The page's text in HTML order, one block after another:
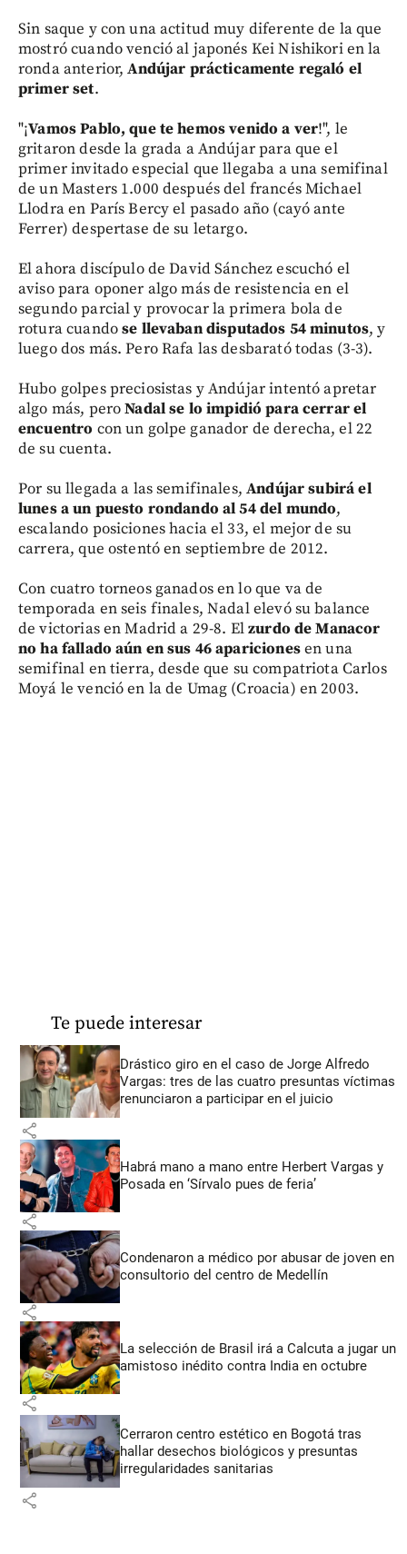
Sin saque y con una actitud muy diferente de la que
mostró cuando venció al japonés Kei Nishikori en la
ronda anterior,Andújar prácticamente regaló el
primer set.
"¡Vamos Pablo, que te hemos venido a ver!", le
gritaron desde la grada a Andújar para que el
primer invitado especial que llegaba a una semifinal
de un Masters 1.000 después del francés Michael
Llodra en París Bercy el pasado año (cayó ante
Ferrer) despertase de su letargo.
El ahora discípulo de David Sánchez escuchó el
aviso para oponer algo más de resistencia en el
segundo parcial y provocar la primera bola de
rotura cuandose llevaban disputados 54 minutos, y
luego dos más. Pero Rafa las desbarató todas (3-3).
Hubo golpes preciosistas y Andújar intentó apretar
algo más, peroNadal se lo impidió para cerrar el
encuentro con un golpe ganador de derecha, el 22
de su cuenta.
Por su llegada a las semifinales,Andújar subirá el
lunes a un puesto rondando al 54 del mundo,
escalando posiciones hacia el 33, el mejor de su
carrera, que ostentó en septiembre de 2012.
Con cuatro torneos ganados en lo que va de
temporada en seis finales, Nadal elevó su balance
de victorias en Madrid a 29-8. Elzurdo de Manacor
no ha fallado aún en sus 46 aparicionesen una
semifinal en tierra, desde que su compatriota Carlos
Moyá le venció en la de Umag (Croacia) en 2003.
Te puede interesar
Drástico giro en el caso de Jorge Alfredo
Vargas: tres de las cuatro presuntas víctimas
renunciaron a participar en el juicio
share
Habrá mano a mano entre Herbert Vargas y
Posada en ‘Sírvalo pues de feria’
share
Condenaron a médico por abusar de joven en
consultorio del centro de Medellín
share
La selección de Brasil irá a Calcuta a jugar un
amistoso inédito contra India en octubre
share
Cerraron centro estético en Bogotá tras
hallar desechos biológicos y presuntas
irregularidades sanitarias
share